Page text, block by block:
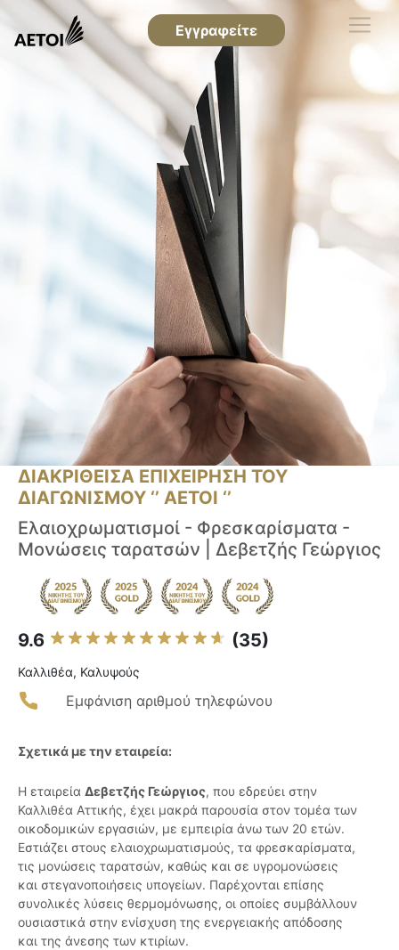
Εγγραφείτε
ΔΙΑΚΡΙΘΕΙΣΑ ΕΠΙΧΕΙΡΗΣΗ ΤΟΥ
ΔΙΑΓΩΝΙΣΜΟΥ ‘’ ΑΕΤΟΙ ‘’
Ελαιοχρωματισμοί - Φρεσκαρίσματα -
Μονώσεις ταρατσών | Δεβετζής Γεώργιος
9.6 (35)
Καλλιθέα, Καλυψούς
Εμφάνιση αριθμού τηλεφώνου
Σχετικά με την εταιρεία:
Η εταιρεία Δεβετζής Γεώργιος, που εδρεύει στην
Καλλιθέα Αττικής, έχει μακρά παρουσία στον τομέα των
οικοδομικών εργασιών, με εμπειρία άνω των 20 ετών.
Εστιάζει στους ελαιοχρωματισμούς, τα φρεσκαρίσματα,
τις μονώσεις ταρατσών, καθώς και σε υγρομονώσεις
και στεγανοποιήσεις υπογείων. Παρέχονται επίσης
συνολικές λύσεις θερμομόνωσης, οι οποίες συμβάλλουν
ουσιαστικά στην ενίσχυση της ενεργειακής απόδοσης
και της άνεσης των κτιρίων.